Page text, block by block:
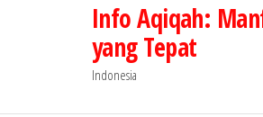
Info Aqiqah:
yang Tepat
Indonesia